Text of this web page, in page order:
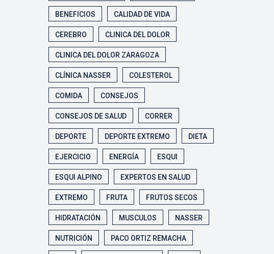
BENEFICIOS CALIDAD DE VIDA
CEREBRO CLINICA DEL DOLOR
CLINICA DEL DOLOR ZARAGOZA
CLÍNICA NASSER COLESTEROL
COMIDA CONSEJOS
CONSEJOS DE SALUD CORRER
DEPORTE DEPORTE EXTREMO DIETA
EJERCICIO ENERGÍA ESQUI
ESQUI ALPINO EXPERTOS EN SALUD
EXTREMO FRUTA FRUTOS SECOS
HIDRATACIÓN MUSCULOS NASSER
NUTRICIÓN PACO ORTIZ REMACHA